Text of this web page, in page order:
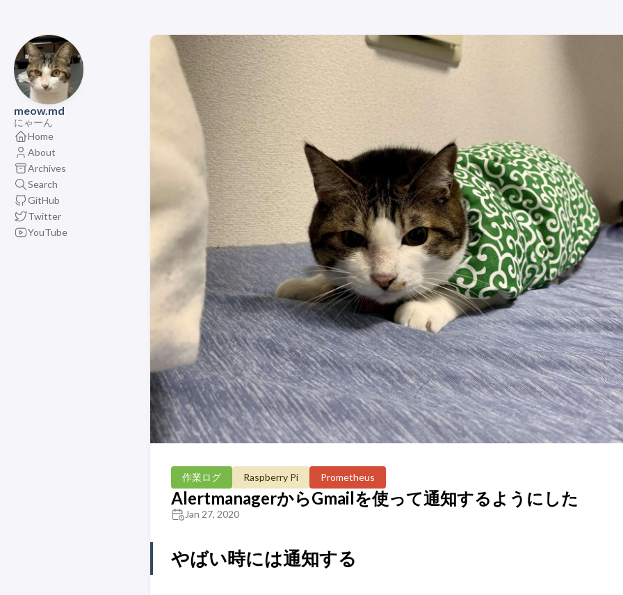
meow.md
にゃーん
Home
About
Archives
Search
GitHub
Twitter
YouTube
作業ログ Raspberry Pi Prometheus
AlertmanagerからGmailを使って通知するようにした
Jan 27, 2020
やばい時には通知する